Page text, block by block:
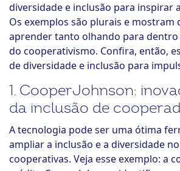
diversidade e inclusão para inspirar
Os exemplos são plurais e mostram
aprender tanto olhando para
do cooperativismo. Confira, então,
de diversidade e inclusão para
1. CooperJohnson:
da inclusão de
A tecnologia pode ser uma ótima
ampliar a inclusão e a diversidade
cooperativas. Veja esse exemplo: a